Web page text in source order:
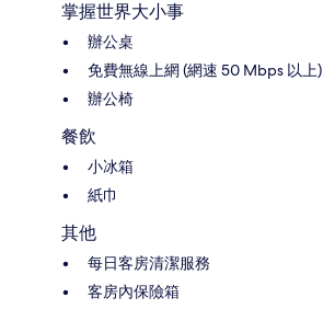
掌握世界大小事
辦公桌
免費無線上網 (網速 50 Mbps 以上)
辦公椅
餐飲
小冰箱
紙巾
其他
每日客房清潔服務
客房內保險箱